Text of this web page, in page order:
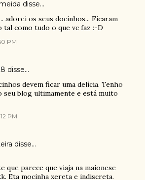
disse…
adorei os seus docinhos... Ficaram
tal como tudo o que vc faz :-D
PM
disse…
devem ficar uma delícia. Tenho
seu blog ultimamente e está muito
PM
disse…
que parece que viaja na maionese
Eta mocinha xereta e indiscreta.